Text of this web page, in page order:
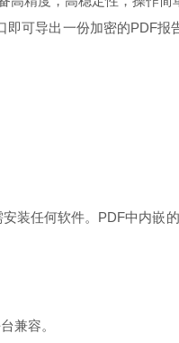
可导出一份加密的PDF
任何软件。PDF中内嵌
兼容。